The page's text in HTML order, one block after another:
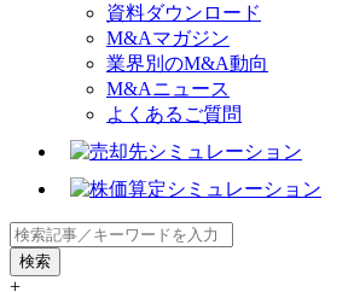
資料ダウンロード
M&Aマガジン
業界別のM&A動向
M&Aニュース
よくあるご質問
+